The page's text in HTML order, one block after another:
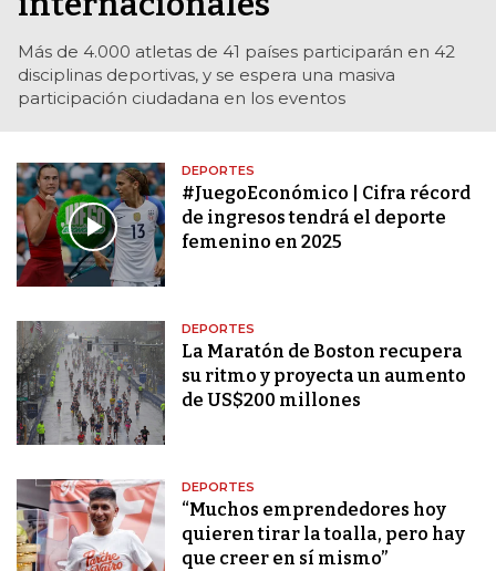
Más de 4.000 atletas de 41 países participarán en 42
disciplinas deportivas, y se espera una masiva
participación ciudadana en los eventos
DEPORTES
#JuegoEconómico | Cifra récord
de ingresos tendrá el deporte
femenino en 2025
DEPORTES
La Maratón de Boston recupera
su ritmo y proyecta un aumento
de US$200 millones
DEPORTES
“Muchos emprendedores hoy
quieren tirar la toalla, pero hay
que creer en sí mismo”